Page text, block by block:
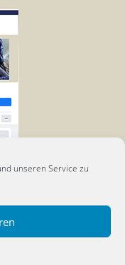
unseren Service zu